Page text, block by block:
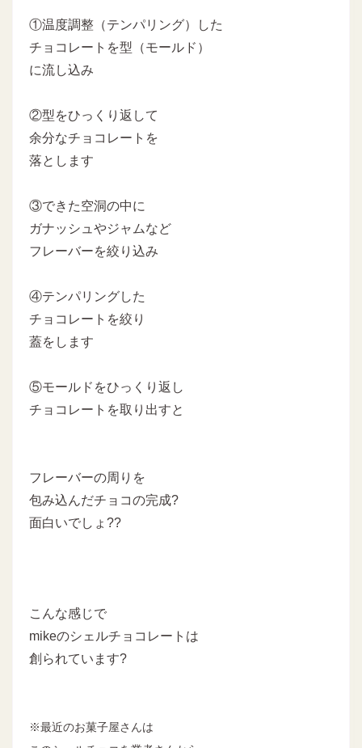
①温度調整（テンパリング）した
チョコレートを型（モールド）
に流し込み
②型をひっくり返して
余分なチョコレートを
落とします
③できた空洞の中に
ガナッシュやジャムなど
フレーバーを絞り込み
④テンパリングした
チョコレートを絞り
蓋をします
⑤モールドをひっくり返し
チョコレートを取り出すと
フレーバーの周りを
包み込んだチョコの完成?
面白いでしょ??
こんな感じで
mikeのシェルチョコレートは
創られています?
※最近のお菓子屋さんは